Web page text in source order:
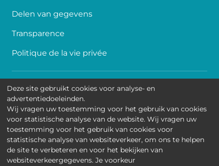
Delen van gegevens
Transparence
Politique de la vie privée
Toegankelijkheid
Contact
Cookies
Wettelijke mededelingen
Universitair Kinderziekenhuis Koningin Fabiola • Jean-
Deze site gebruikt cookies voor analyse- en
advertentiedoeleinden.
Wij vragen uw toestemming voor het gebruik van cookies
voor statistische analyse van de website. Wij vragen uw
toestemming voor het gebruik van cookies voor
statistische analyse van websiteverkeer, om ons te helpen
de site te verbeteren en voor het bekijken van
websiteverkeergegevens. Je voorkeur